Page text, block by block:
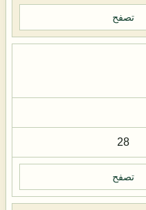
تصفح
28
تصفح